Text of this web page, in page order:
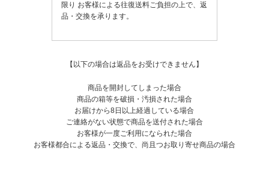
限り お客様による往復送料ご負担の上で、返
品・交換を承ります。
【以下の場合は返品をお受けできません】
商品を開封してしまった場合
商品の箱等を破損・汚損された場合
お届けから8日以上経過している場合
ご連絡がない状態で商品を送付された場合
お客様が一度ご利用になられた場合
お客様都合による返品・交換で、尚且つお取り寄せ商品の場合